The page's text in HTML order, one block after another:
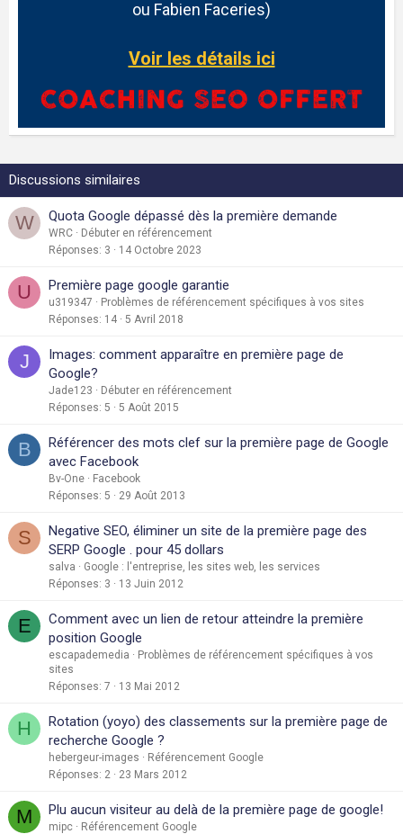
ou Fabien Faceries)
Voir les détails ici
Discussions similaires
W Quota Google dépassé dès la première demande
WRC
Débuter en référencement
Réponses 3 14 Octobre 2023
U Première page google garantie
u319347
Problèmes de référencement spécifiques à vos sites
Réponses 14 5 Avril 2018
J
Images: comment apparaître en première page de
Google?
Jade123
Débuter en référencement
Réponses 5 5 Août 2015
B
Référencer des mots clef sur la première page de Google
avec Facebook
Bv-One
Facebook
Réponses 5 29 Août 2013
S
Negative SEO, éliminer un site de la première page des
SERP Google . pour 45 dollars
salva
Google : l'entreprise, les sites web, les services
Réponses 3 13 Juin 2012
E
Comment avec un lien de retour atteindre la première
position Google
escapademedia
Problèmes de référencement spécifiques à vos
sites
Réponses 7 13 Mai 2012
H
Rotation (yoyo) des classements sur la première page de
recherche Google ?
hebergeur-images
Référencement Google
Réponses 2 23 Mars 2012
M Plu aucun visiteur au delà de la première page de google!
mipc
Référencement Google